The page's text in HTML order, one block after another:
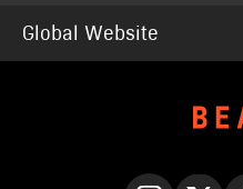
Global Website